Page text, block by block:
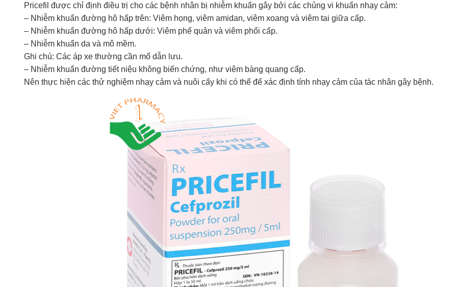
Pricefil được chỉ định điều trị cho các bệnh nhân bị nhiễm khuẩn gây bởi các chủng vi khuẩn nhạy cảm:
– Nhiễm khuẩn đường hô hấp trên: Viêm họng, viêm amidan, viêm xoang và viêm tai giữa cấp.
– Nhiễm khuẩn đường hô hấp dưới: Viêm phế quản và viêm phổi cấp.
– Nhiễm khuẩn da và mô mềm.
Ghi chú: Các áp xe thường cần mổ dẫn lưu.
– Nhiễm khuẩn đường tiết niệu không biến chứng, như viêm bàng quang cấp.
Nên thực hiện các thử nghiệm nhạy cảm và nuôi cấy khi có thể để xác định tính nhạy cảm của tác nhân gây bệnh.